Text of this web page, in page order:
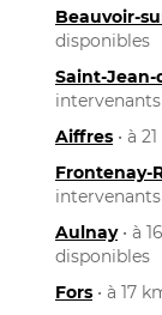
Beauvoir-
disponibles
Saint-
Aiffres • à
Frontenay-
Aulnay• à
disponibles
Fors • à 17